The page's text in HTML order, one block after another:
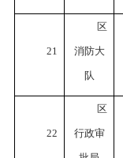
21
区
消防大
队
22
区
行政审